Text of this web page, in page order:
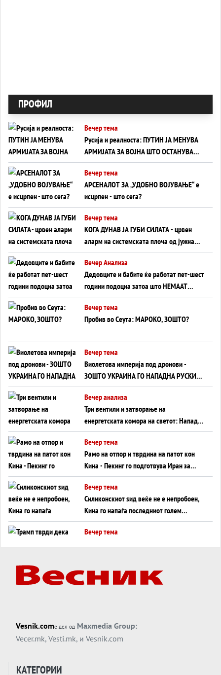
ПРОФИЛ
Вечер тема
Русија и реалноста: ПУТИН ЈА МЕНУВА
АРМИЈАТА ЗА ВОЈНА ШТО ОСТАНУВА
БЕЗ ФРОНТ
Вечер тема
АРСЕНАЛОТ ЗА „УДОБНО ВОЈУВАЊЕ“ е
исцрпен - што сега?
Вечер тема
КОГА ДУНАВ ЈА ГУБИ СИЛАТА - црвен
аларм на системската плоча од јужна
Германија до Црното Море...
Вечер Анализа
Дедовците и бабите ќе работат пет-шест
години подоцна затоа што НЕМААТ
ВНУЦИ ДА ГИ ЗАМЕНАТ
Вечер тема
Пробив во Сеута: МАРОКО, ЗОШТО?
Вечер тема
Виолетова империја под дронови -
ЗОШТО УКРАИНА ГО НАПАДНА РУСКИОТ
WILDBERRIES
Вечер анализа
Три вентили и затворање на
енергетската комора на светот: Нападот
во Суец најавува глобален енергетски
инфаркт?
Вечер тема
Рамо на отпор и тврдина на патот кон
Кина - Пекинг го подготвува Иран за
американска копнена инвазија
Вечер тема
Силиконскиот ѕид веќе не е непробоен,
Кина го напаѓа последниот голем
монопол на Западот?
Вечер тема
Вечер тема
ДЛАБОКО УДОЛУ: Сметководствените
Вечер тема
АТОМСКО ДОМИНО НА БЛИСКИОТ
ИСТОК
Vesnik.comе дел од Maxmedia Group:
Vecer.mk, Vesti.mk, и Vesnik.com
КАТЕГОРИИ